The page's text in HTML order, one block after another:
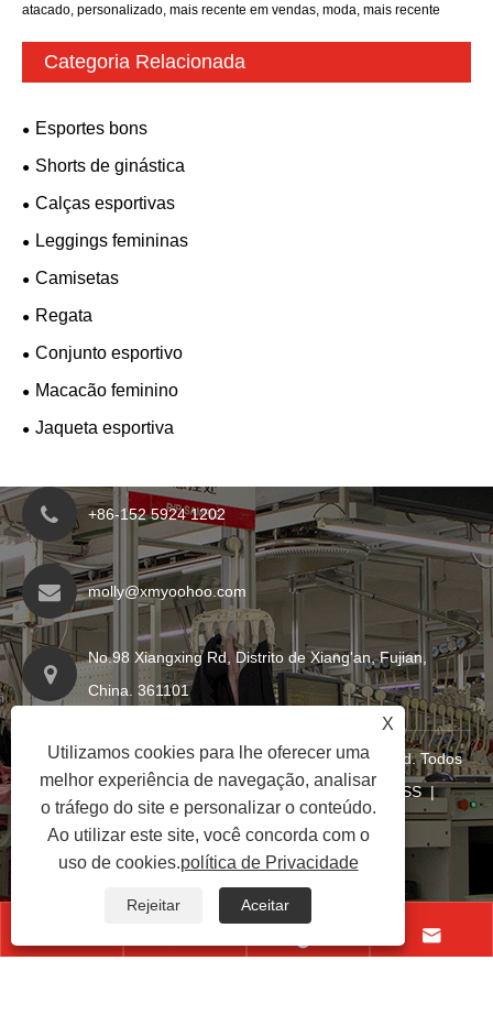
atacado, personalizado, mais recente em vendas, moda, mais recente
Categoria Relacionada
Esportes bons
Shorts de ginástica
Calças esportivas
Leggings femininas
Camisetas
Regata
Conjunto esportivo
Macacão feminino
Jaqueta esportiva
+86-152 5924 1202
molly@xmyoohoo.com
No.98 Xiangxing Rd, Distrito de Xiang'an, Fujian,
China. 361101
Copyright © 2024 Xiamen Evaricky Trading Co., Ltd. Todos
os direitos reservados Links|Sitemap| RSS|
XML
| política de Privacidade

X
Utilizamos cookies para lhe oferecer uma
melhor experiência de navegação, analisar
o tráfego do site e personalizar o conteúdo.
Ao utilizar este site, você concorda com o
uso de cookies.política de Privacidade
Rejeitar Aceitar